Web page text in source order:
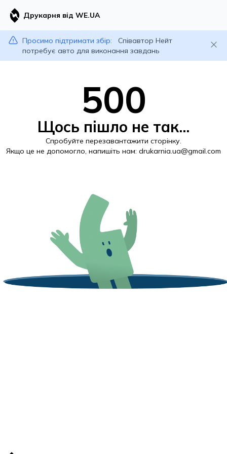
Друкарня від WE.UA
Просимо підтримати збір:
Співавтор Нейт
потребує авто для виконання завдань
500
Щось пішло не так...
Спробуйте перезавантажити сторінку.
Якщо це не допомогло, напишіть нам: drukarnia.ua@gmail.com